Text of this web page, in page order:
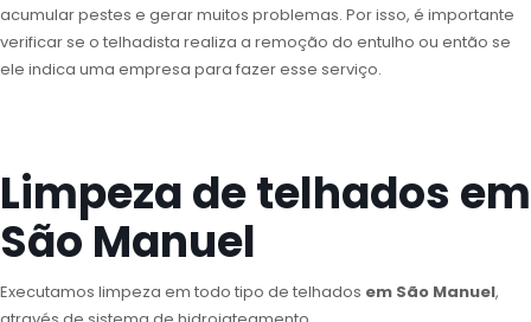
acumular pestes e gerar muitos problemas. Por isso, é importante
verificar se o telhadista realiza a remoção do entulho ou então se
ele indica uma empresa para fazer esse serviço.
Limpeza de telhados em
São Manuel
Executamos limpeza em todo tipo de telhados em São Manuel,